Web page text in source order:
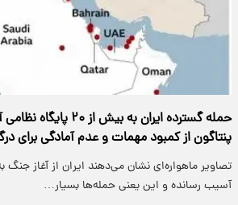
حمله گسترده ایران به بیش
پنتاگون از کمبود مهمات و عدم آمادگی برای
آسیب رسانده و این یعنی حمله‌ها بسیار…